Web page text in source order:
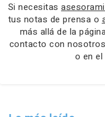
Si necesitas
tus notas de prensa o
más allá de la
contacto con
o en